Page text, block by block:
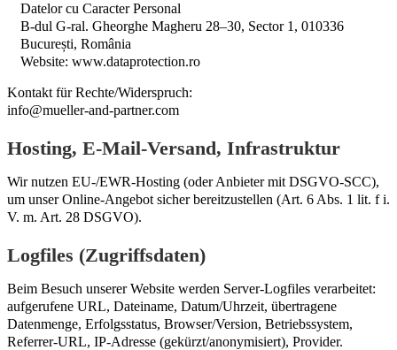
Datelor cu Caracter Personal
B-dul G-ral. Gheorghe Magheru 28–30, Sector 1, 010336
București, România
Website: www.dataprotection.ro
Kontakt für Rechte/Widerspruch:
info@mueller-and-partner.com
Hosting, E-Mail-Versand, Infrastruktur
Wir nutzen EU-/EWR-Hosting (oder Anbieter mit DSGVO-SCC),
um unser Online-Angebot sicher bereitzustellen (Art. 6 Abs. 1 lit. f i.
V. m. Art. 28 DSGVO).
Logfiles (Zugriffsdaten)
Beim Besuch unserer Website werden Server-Logfiles verarbeitet:
aufgerufene URL, Dateiname, Datum/Uhrzeit, übertragene
Datenmenge, Erfolgsstatus, Browser/Version, Betriebssystem,
Referrer-URL, IP-Adresse (gekürzt/anonymisiert), Provider.